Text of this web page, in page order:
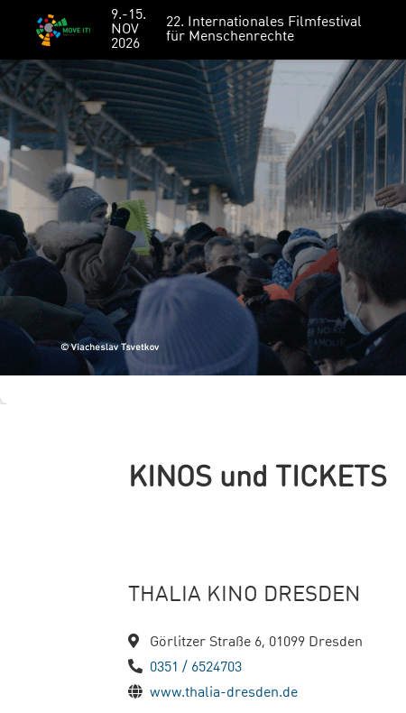
9.-15.
NOV
2026
22. Internationales Filmfestival
für Menschenrechte
KINOS und TICKETS
THALIA KINO DRESDEN
Görlitzer Straße 6, 01099 Dresden
0351 / 6524703
www.thalia-dresden.de